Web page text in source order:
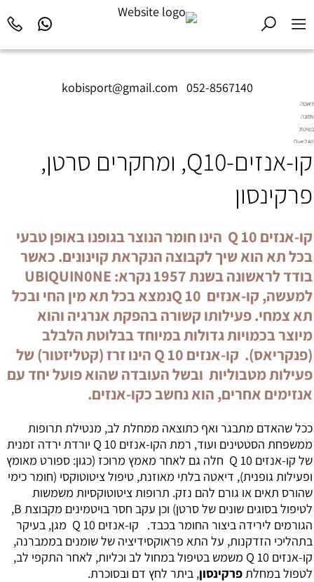
kobisport@gmail.com 052-8567140
דיאטה
ותזונה
בשיטת
Diet2All:
שמאחורי
המושלם.
קו-אנזים-Q10, ומחקרים סרטן,
פרקינסון
קו-אנזים Q 10 הינו חומר הנוצר בגופנו באופן טבעי
בכל תא הוא שיך לקבוצה הנקראת קוינונים. כאשר
בודד לראשונה בשנת 1957 נקרא: UBIQUIN0NE
למעשה, קו-אנזים Q 10נמצא בכל תא מין החי ובכל
תא צמחי. פעילותו קשורה בהפקת אנרגיה והוא
מיוצר בכמויות גדולות במיוחד בבלוטת הלבלב
(פנקריאס). קו-אנזים Q 10 הינו זרז (קטליזטור) של
פעילות מטבוליות ובשל העובדה שהוא פועל יחד עם
אנזימים אחרים, הוא נחשב כקו-אנזים.
ככל שהאדם מתבגר ואף כתוצאה ממחלת לב, מנטילת תרופות
ממשפחת הסטטינים ועוד, רמת הקו-אנזים Q 10 יורדת ירדה זמנית
של קו-אנזים Q 10
חלה גם לאחר מאמץ מרוכז (כגון: ספורט מאומץ
ופעילות גופנית), דיאטה בלתי מאוזנת, טיפול ציטוטוקסי (חומר כימי
שהורס תאים או גורם להם נזק. תרופות ציטוטוקסיות משמשות
לטיפול בסוגים שונים של סרטן) וכן עקב חסר בויטמינים מקבוצת B,
הגורמים לירידה ביצור החומר בכבד. קו-אנזים Q 10 מגן, בעיקר
בתהליכי הזדקנות, על התא פראוקסידיציה של שומנים בממברנה,
קו-אנזים Q 10 משמש בטיפול במחול לב וכליות, לאחר התקפי לב,
לטפול במחלת פרקינסון, ביתר לחץ דם ובסוכרת.